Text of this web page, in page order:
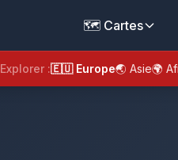
🗺️ Cartes
Explorer :🇪🇺 Europe🌏 Asie🌍